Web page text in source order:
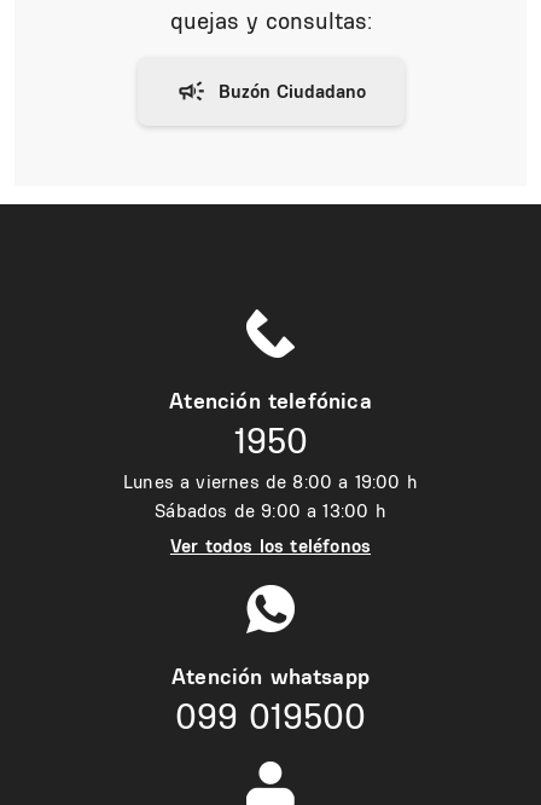
quejas y consultas:
Atención telefónica
1950
Lunes a viernes de 8:00 a 19:00 h
Sábados de 9:00 a 13:00 h
Ver todos los teléfonos
Atención whatsapp
099 019500